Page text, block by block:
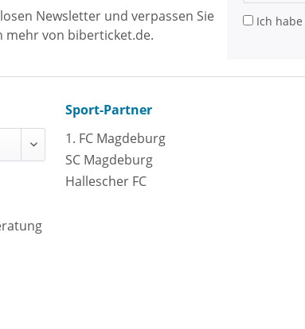
Newsletter und verpassen Sie
mehr von biberticket.de.
Ich
Sport-Partner
1. FC Magdeburg
SC Magdeburg
Hallescher FC